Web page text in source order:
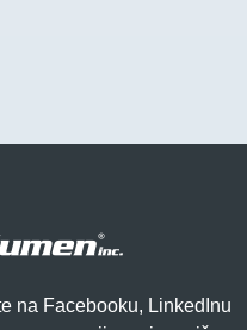
na Facebooku, LinkedInu